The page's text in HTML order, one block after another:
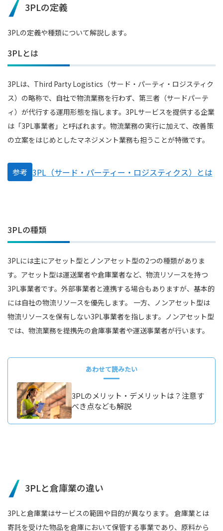
3PLの定義
3PLの定義や種類について解説します。
3PLとは
3PLは、Third Party Logistics（サード・パーティ・ロジスティク
ス）の略称で、自社で物流業務を行わず、第三者（サードパーテ
ィ）が代行する運用形態を指します。3PLサービスを提供する企業
は「3PL事業者」と呼ばれます。物流業務の実行に加えて、改善策
の立案をはじめとしたマネジメント業務も担うことが特徴です。
参考 3PL（サード・パーティー・ロジスティクス）とは
3PLの種類
3PLには主にアセット型とノンアセット型の2つの種類がありま
す。アセット型は運送業者や倉庫業者など、物流リソースを持つ
3PL事業者です。外部事業者と連携する場合もありますが、基本的
には自社の物流リソースを優先します。 一方、ノンアセット型は
物流リソースを保有しない3PL事業者を指します。ノンアセット型
では、物流業務を提携先の倉庫事業者や運送事業者が行います。
あわせて読みたい
3PLのメリット・デメリットは？注意す
べき点なども解説
3PLと倉庫業の違い
3PLと倉庫業はサービスの範囲や目的が異なります。 倉庫業とは
寄託を受けた物品を倉庫において保管する事業であり、原料から